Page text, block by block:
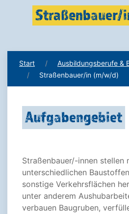
Straßenbauer/
Start Ausbildungsberufe &
Straßenbauer/in (m/w/d)
Aufgabengebiet
Straßenbauer/-innen stellen
unterschiedlichen
sonstige Verkehrsflächen
unter anderem
verbauen Baugruben,